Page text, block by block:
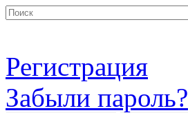
Регистрация
Забыли пароль?